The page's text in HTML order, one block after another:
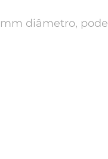
diâmetro, pode